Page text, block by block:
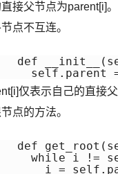
接父节点为parent[i]
点不互连。
def
self.parent
仅表示自己的直接
点的方法。
def
while i !=
i =